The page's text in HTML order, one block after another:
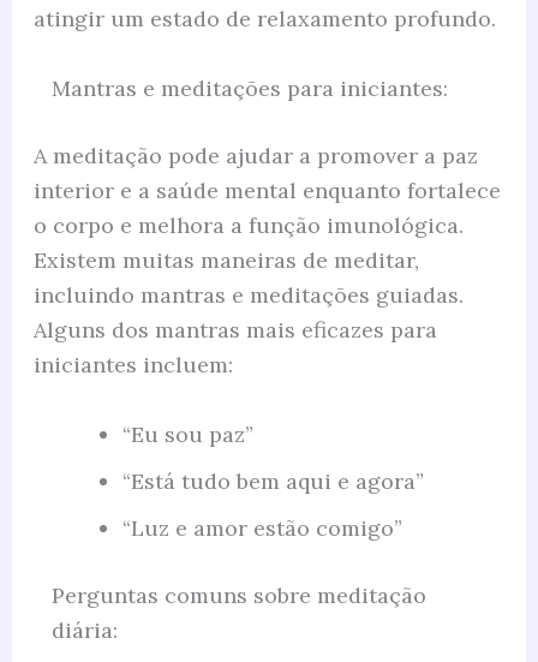
atingir um estado de relaxamento profundo.
Mantras e meditações para iniciantes:
A meditação pode ajudar a promover a paz
interior e a saúde mental enquanto fortalece
o corpo e melhora a função imunológica.
Existem muitas maneiras de meditar,
incluindo mantras e meditações guiadas.
Alguns dos mantras mais eficazes para
iniciantes incluem:
“Eu sou paz”
“Está tudo bem aqui e agora”
“Luz e amor estão comigo”
Perguntas comuns sobre meditação
diária: